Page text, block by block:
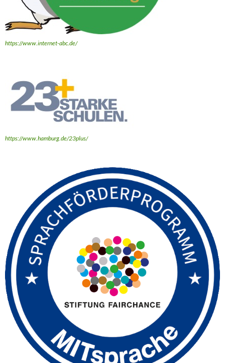
https://www.internet-abc.de/
https://www.hamburg.de/23plus/